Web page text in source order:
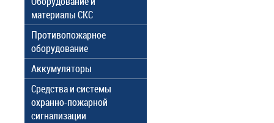
материалы СКС
Противопожарное
оборудование
Аккумуляторы
Средства и системы
охранно-пожарной
сигнализации